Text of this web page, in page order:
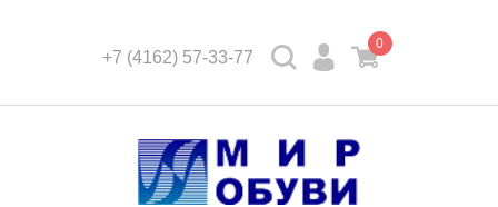
+7 (4162) 57-33-77
0